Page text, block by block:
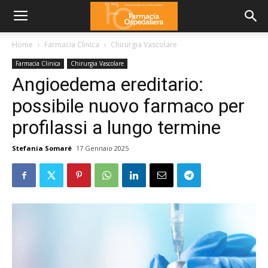
Home Farmacia Clinica Chirurgia Vascolare
Farmacia Clinica Chirurgia Vascolare
Angioedema ereditario:
possibile nuovo farmaco per
profilassi a lungo termine
Stefania Somaré 17 Gennaio 2025